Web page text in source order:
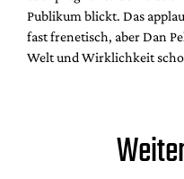
Publikum blickt. Das
fast frenetisch, aber Dan
Welt und Wirklichkeit